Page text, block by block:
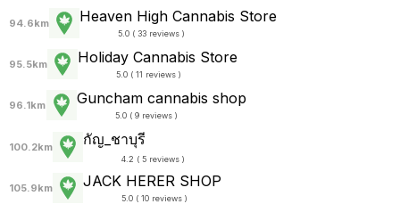
94.6km Heaven High Cannabis Store
5.0 ( 33 reviews )
95.5km Holiday Cannabis Store
5.0 ( 11 reviews )
96.1km Guncham cannabis shop
5.0 ( 9 reviews )
100.2km กัญ_ชาบุรี
4.2 ( 5 reviews )
105.9km JACK HERER SHOP
5.0 ( 10 reviews )